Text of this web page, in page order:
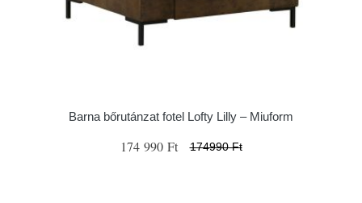
Barna bőrutánzat fotel Lofty Lilly – Miuform
174 990 Ft 174990 Ft